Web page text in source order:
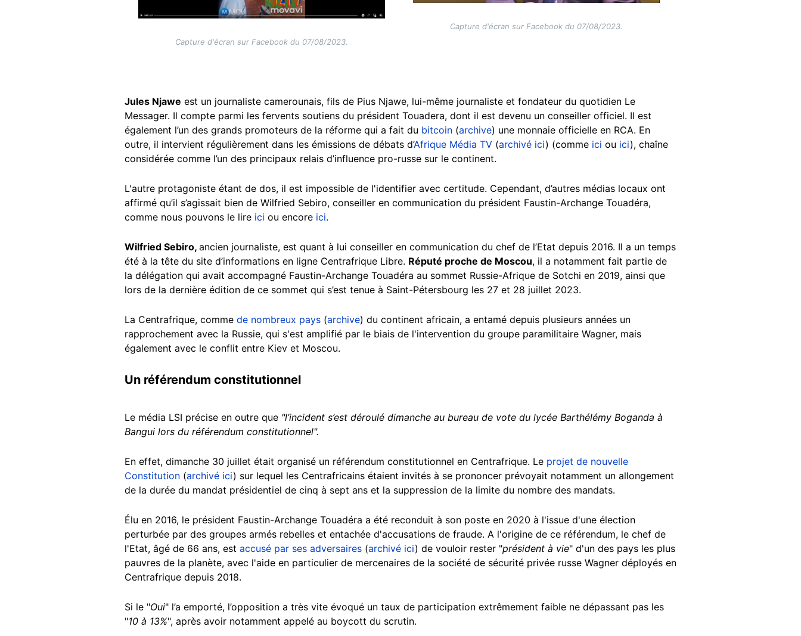
Capture d'écran sur Facebook du 07/08/2023.
Capture d'écran sur Facebook du 07/08/2023.
Jules Njawe est un journaliste camerounais, fils de Pius Njawe, lui-même journaliste et fondateur du quotidien Le
Messager. Il compte parmi les fervents soutiens du président Touadera, dont il est devenu un conseiller officiel. Il est
également l’un des grands promoteurs de la réforme qui a fait du bitcoin (archive) une monnaie officielle en RCA. En
outre, il intervient régulièrement dans les émissions de débats d’Afrique Média TV (archivé ici) (comme ici ou ici), chaîne
considérée comme l’un des principaux relais d’influence pro-russe sur le continent.
L'autre protagoniste étant de dos, il est impossible de l'identifier avec certitude. Cependant, d’autres médias locaux ont
affirmé qu’il s’agissait bien de Wilfried Sebiro, conseiller en communication du président Faustin-Archange Touadéra,
comme nous pouvons le lire ici ou encore ici.
Wilfried Sebiro, ancien journaliste, est quant à lui conseiller en communication du chef de l’Etat depuis 2016. Il a un temps
été à la tête du site d’informations en ligne Centrafrique Libre. Réputé proche de Moscou, il a notamment fait partie de
la délégation qui avait accompagné Faustin-Archange Touadéra au sommet Russie-Afrique de Sotchi en 2019, ainsi que
lors de la dernière édition de ce sommet qui s’est tenue à Saint-Pétersbourg les 27 et 28 juillet 2023.
La Centrafrique, comme de nombreux pays (archive) du continent africain, a entamé depuis plusieurs années un
rapprochement avec la Russie, qui s'est amplifié par le biais de l'intervention du groupe paramilitaire Wagner, mais
également avec le conflit entre Kiev et Moscou.
Un référendum constitutionnel
Le média LSI précise en outre que "l’incident s’est déroulé dimanche au bureau de vote du lycée Barthélémy Boganda à
Bangui lors du référendum constitutionnel".
En effet, dimanche 30 juillet était organisé un référendum constitutionnel en Centrafrique. Le projet de nouvelle
Constitution (archivé ici) sur lequel les Centrafricains étaient invités à se prononcer prévoyait notamment un allongement
de la durée du mandat présidentiel de cinq à sept ans et la suppression de la limite du nombre des mandats.
Élu en 2016, le président Faustin-Archange Touadéra a été reconduit à son poste en 2020 à l'issue d'une élection
perturbée par des groupes armés rebelles et entachée d'accusations de fraude. A l'origine de ce référendum, le chef de
l'Etat, âgé de 66 ans, est accusé par ses adversaires (archivé ici) de vouloir rester "président à vie" d'un des pays les plus
pauvres de la planète, avec l'aide en particulier de mercenaires de la société de sécurité privée russe Wagner déployés en
Centrafrique depuis 2018.
Si le "Oui" l’a emporté, l’opposition a très vite évoqué un taux de participation extrêmement faible ne dépassant pas les
"10 à 13%", après avoir notamment appelé au boycott du scrutin.